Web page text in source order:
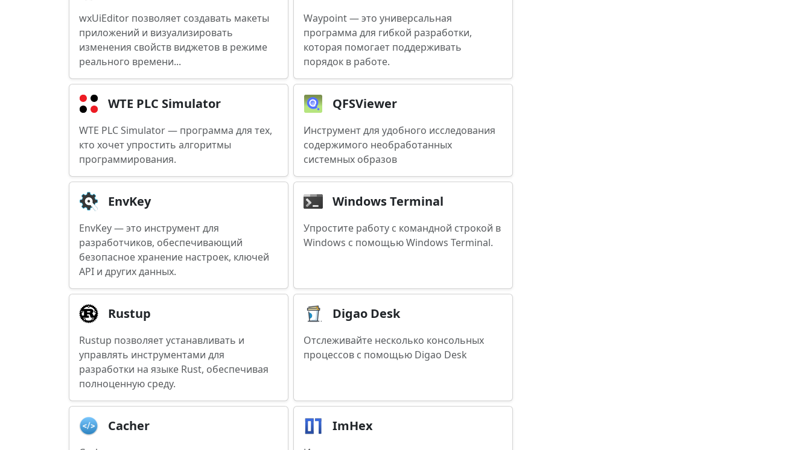
wxUiEditor позволяет создавать макеты
приложений и визуализировать
изменения свойств виджетов в режиме
реального времени...
Waypoint — это универсальная
программа для гибкой разработки,
которая помогает поддерживать
порядок в работе.
WTE PLC Simulator
WTE PLC Simulator — программа для тех,
кто хочет упростить алгоритмы
программирования.
QFSViewer
Инструмент для удобного исследования
содержимого необработанных
системных образов
EnvKey
EnvKey — это инструмент для
разработчиков, обеспечивающий
безопасное хранение настроек, ключей
API и других данных.
Windows Terminal
Упростите работу с командной строкой в
Windows с помощью Windows Terminal.
Rustup
Rustup позволяет устанавливать и
управлять инструментами для
разработки на языке Rust, обеспечивая
полноценную среду.
Digao Desk
Отслеживайте несколько консольных
процессов с помощью Digao Desk
Cacher ImHex